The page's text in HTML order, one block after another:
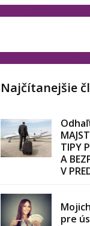
Najčítanejšie
TIPY
A
V
pre